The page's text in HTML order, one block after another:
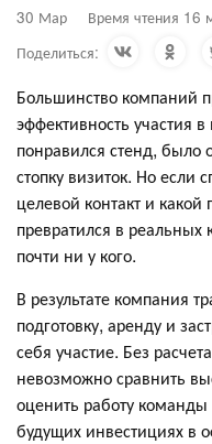
30 Мар Время чтения 16
Поделиться:
Большинство компаний
эффективность участия
понравился стенд,
стопку визиток. Но если
целевой контакт и какой
превратился в реальных
почти ни у кого.
В результате компания
подготовку, аренду и
себя участие. Без
невозможно сравнить
оценить работу
будущих инвестициях в